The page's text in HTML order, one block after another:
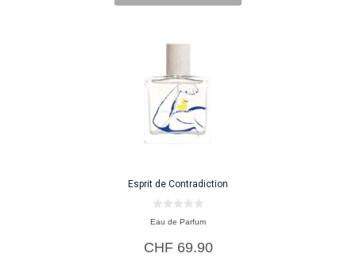
Esprit de Contradiction
0
v
n
5
Eau de Parfum
CHF69.90